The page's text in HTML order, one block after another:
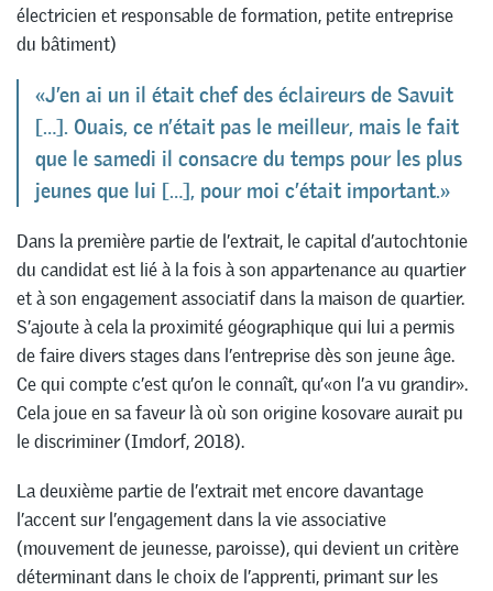
électricien et responsable de formation, petite entreprise
du bâtiment)
«J’en ai un il était chef des éclaireurs de Savuit
[…]. Ouais, ce n’était pas le meilleur, mais le fait
que le samedi il consacre du temps pour les plus
jeunes que lui […], pour moi c’était important.»
Dans la première partie de l’extrait, le capital d’autochtonie
du candidat est lié à la fois à son appartenance au quartier
et à son engagement associatif dans la maison de quartier.
S’ajoute à cela la proximité géographique qui lui a permis
de faire divers stages dans l’entreprise dès son jeune âge.
Ce qui compte c’est qu’on le connaît, qu’«on l’a vu grandir».
Cela joue en sa faveur là où son origine kosovare aurait pu
le discriminer (Imdorf, 2018).
La deuxième partie de l’extrait met encore davantage
l’accent sur l’engagement dans la vie associative
(mouvement de jeunesse, paroisse), qui devient un critère
déterminant dans le choix de l’apprenti, primant sur les